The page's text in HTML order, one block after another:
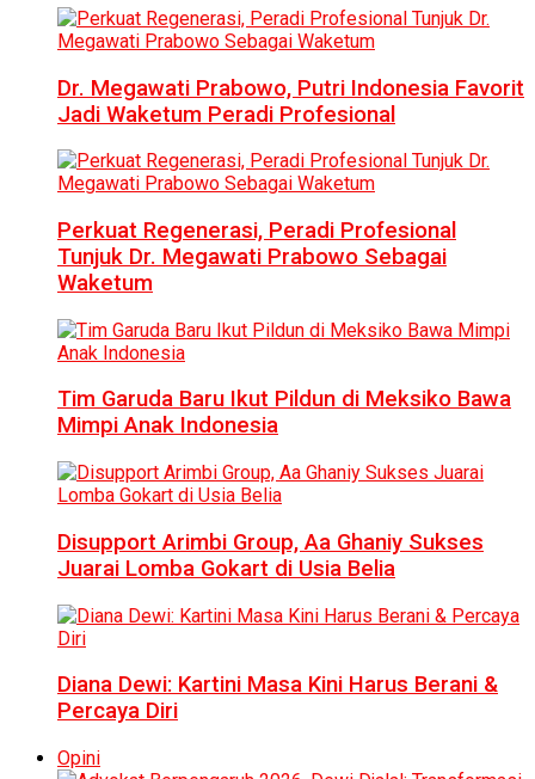
Dr. Megawati Prabowo, Putri Indonesia Favorit
Jadi Waketum Peradi Profesional
Perkuat Regenerasi, Peradi Profesional
Tunjuk Dr. Megawati Prabowo Sebagai
Waketum
Tim Garuda Baru Ikut Pildun di Meksiko Bawa
Mimpi Anak Indonesia
Disupport Arimbi Group, Aa Ghaniy Sukses
Juarai Lomba Gokart di Usia Belia
Diana Dewi: Kartini Masa Kini Harus Berani &
Percaya Diri
Opini